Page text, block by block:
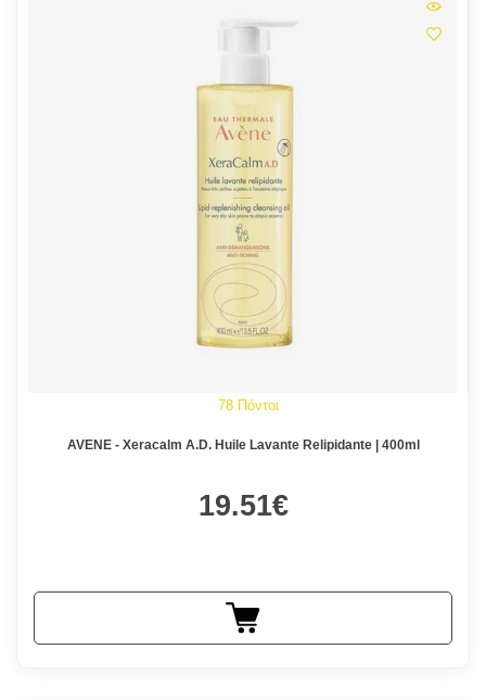
78 Πόντοι
AVENE - Xeracalm A.D. Huile Lavante Relipidante | 400ml
19.51€